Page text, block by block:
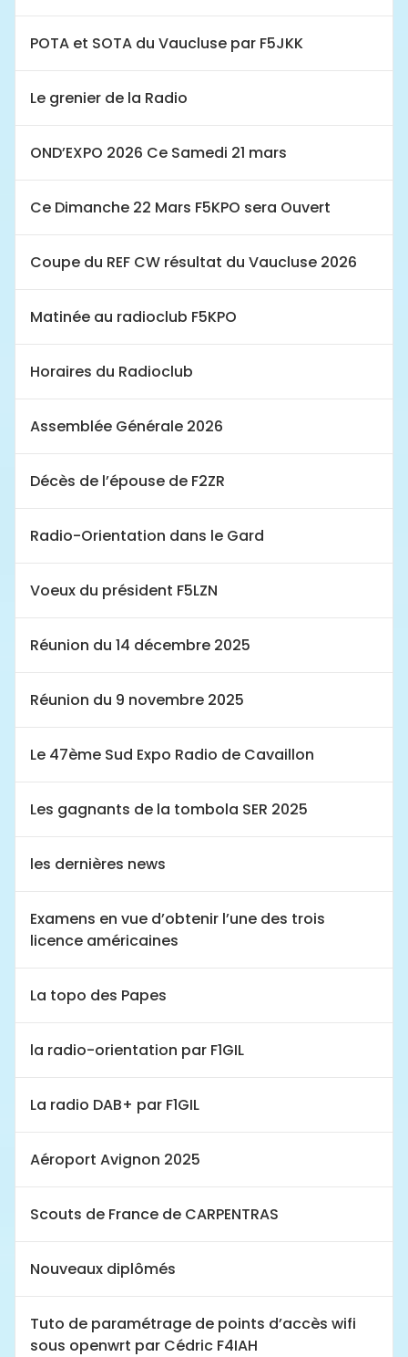
POTA et SOTA du Vaucluse par F5JKK
Le grenier de la Radio
OND’EXPO 2026 Ce Samedi 21 mars
Ce Dimanche 22 Mars F5KPO sera Ouvert
Coupe du REF CW résultat du Vaucluse 2026
Matinée au radioclub F5KPO
Horaires du Radioclub
Assemblée Générale 2026
Décès de l’épouse de F2ZR
Radio-Orientation dans le Gard
Voeux du président F5LZN
Réunion du 14 décembre 2025
Réunion du 9 novembre 2025
Le 47ème Sud Expo Radio de Cavaillon
Les gagnants de la tombola SER 2025
les dernières news
Examens en vue d’obtenir l’une des trois
licence américaines
La topo des Papes
la radio-orientation par F1GIL
La radio DAB+ par F1GIL
Aéroport Avignon 2025
Scouts de France de CARPENTRAS
Nouveaux diplômés
Tuto de paramétrage de points d’accès wifi
sous openwrt par Cédric F4IAH